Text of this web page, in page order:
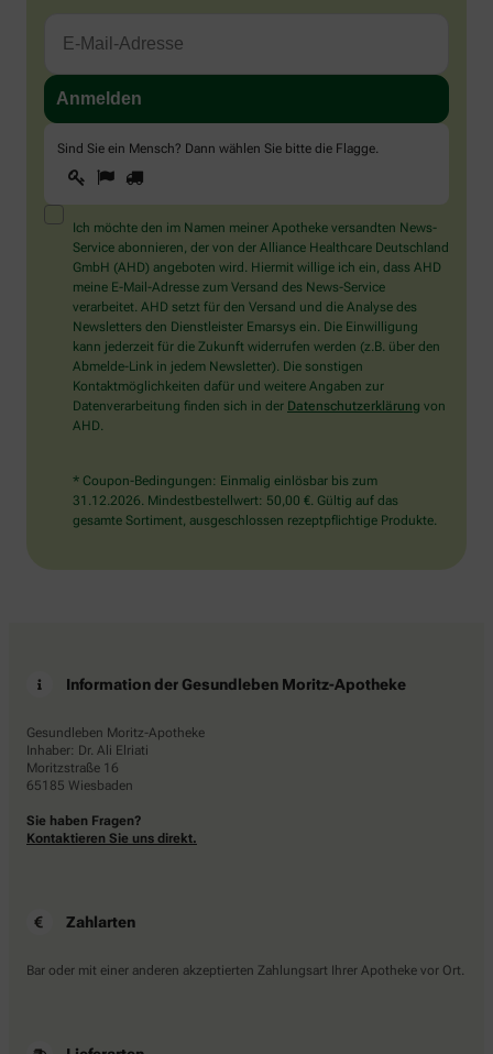
Sind Sie ein Mensch? Dann wählen Sie bitte die Flagge.
Sind
Sie
ein
Mensch?
Dann
wählen
Sie
bitte
die
Flagge.
1 2
Ich möchte den im Namen meiner Apotheke versandten News-
Service abonnieren, der von der Alliance Healthcare Deutschland
GmbH (AHD) angeboten wird. Hiermit willige ich ein, dass AHD
meine E-Mail-Adresse zum Versand des News-Service
verarbeitet. AHD setzt für den Versand und die Analyse des
Newsletters den Dienstleister Emarsys ein. Die Einwilligung
kann jederzeit für die Zukunft widerrufen werden (z.B. über den
Abmelde-Link in jedem Newsletter). Die sonstigen
Kontaktmöglichkeiten dafür und weitere Angaben zur
Datenverarbeitung finden sich in der Datenschutzerklärung von
AHD.
* Coupon-Bedingungen: Einmalig einlösbar bis zum
31.12.2026. Mindestbestellwert: 50,00 €. Gültig auf das
gesamte Sortiment, ausgeschlossen rezeptpflichtige Produkte.
Information der Gesundleben Moritz-Apotheke
Gesundleben Moritz-Apotheke
Inhaber: Dr. Ali Elriati
Moritzstraße 16
65185 Wiesbaden
Sie haben Fragen?
Kontaktieren Sie uns direkt.
Zahlarten
Bar oder mit einer anderen akzeptierten Zahlungsart Ihrer Apotheke vor Ort.